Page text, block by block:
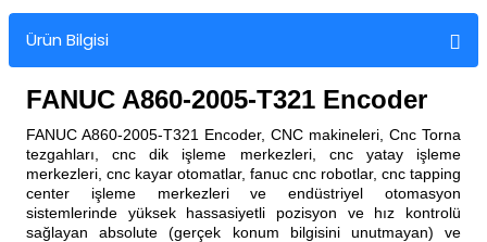
Panelleri
Kablo
Yuvası
Kablo
Kablo
Membranı
Ürün Bilgisi
FANUC A860-2005-T321 Encoder
FANUC A860-2005-T321 Encoder, CNC makineleri, Cnc Torna
tezgahları, cnc dik işleme merkezleri, cnc yatay işleme
merkezleri, cnc kayar otomatlar, fanuc cnc robotlar, cnc tapping
center işleme merkezleri ve endüstriyel otomasyon
sistemlerinde yüksek hassasiyetli pozisyon ve hız kontrolü
sağlayan absolute (gerçek konum bilgisini unutmayan) ve